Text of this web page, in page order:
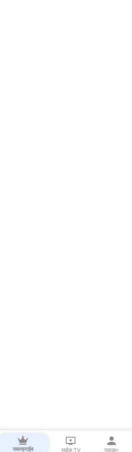
सबस्क्राईब लाईव्ह TV सकाळ+